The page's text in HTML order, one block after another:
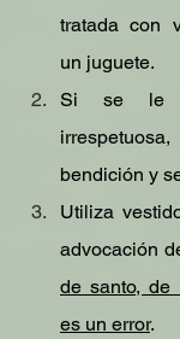
tratada con
un juguete.
Si se le
bendición y
Utiliza
advocación
de santo, de
es un error.